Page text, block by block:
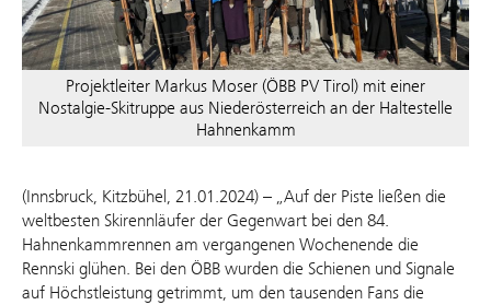
Projektleiter Markus Moser (ÖBB PV Tirol) mit einer
Nostalgie-Skitruppe aus Niederösterreich an der Haltestelle
Hahnenkamm
(Innsbruck, Kitzbühel, 21.01.2024) – „Auf der Piste ließen die
weltbesten Skirennläufer der Gegenwart bei den 84.
Hahnenkammrennen am vergangenen Wochenende die
Rennski glühen. Bei den ÖBB wurden die Schienen und Signale
auf Höchstleistung getrimmt, um den tausenden Fans die